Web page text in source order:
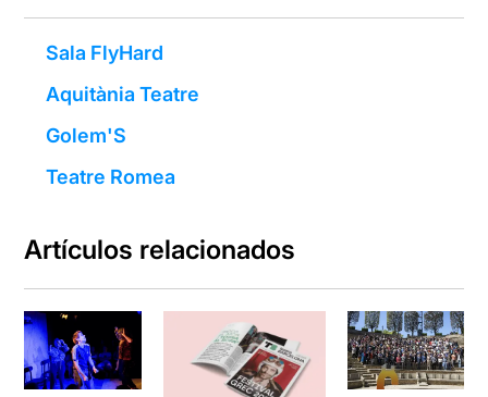
Sala FlyHard
Aquitània Teatre
Golem'S
Teatre Romea
Artículos relacionados